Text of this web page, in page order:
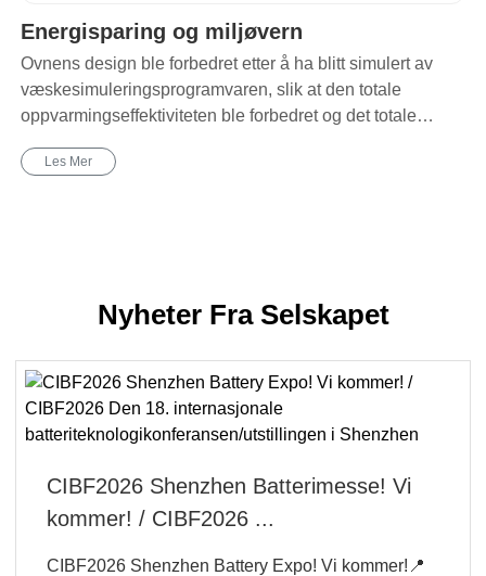
Energisparing og miljøvern
Ovnens design ble forbedret etter å ha blitt simulert av
væskesimuleringsprogramvaren, slik at den totale
oppvarmingseffektiviteten ble forbedret og det totale
Les Mer
Nyheter Fra Selskapet
CIBF2026 Shenzhen Batterimesse! Vi
kommer! / CIBF2026 ...
CIBF2026 Shenzhen Battery Expo! Vi kommer!📍